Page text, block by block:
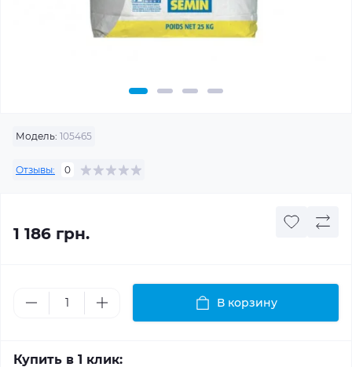
Модель: 105465
Отзывы: 0
1 186 грн.
В корзину
Купить в 1 клик: